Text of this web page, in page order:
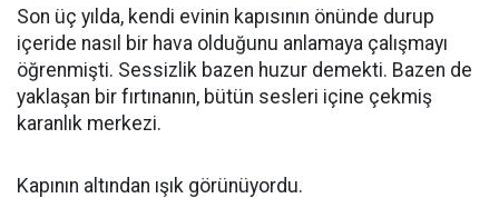
Son üç yılda, kendi evinin kapısının önünde durup
içeride nasıl bir hava olduğunu anlamaya çalışmayı
öğrenmişti. Sessizlik bazen huzur demekti. Bazen de
yaklaşan bir fırtınanın, bütün sesleri içine çekmiş
karanlık merkezi.
Kapının altından ışık görünüyordu.